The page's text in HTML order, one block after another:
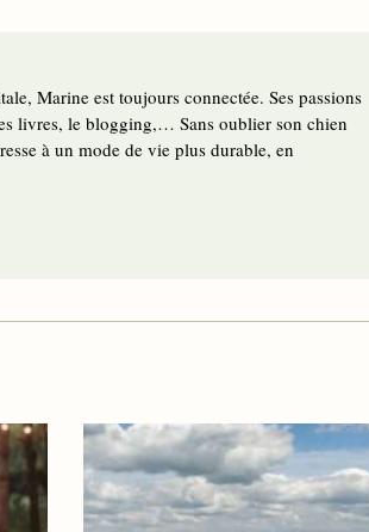
Marine est toujours connectée. Ses passions
livres, le blogging,… Sans oublier son chien
à un mode de vie plus durable, en